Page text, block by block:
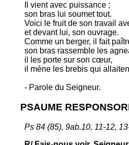
Il vient avec puissance ;
son bras lui soumet tout.
Voici le fruit de son travail
et devant lui, son ouvrage.
Comme un berger, il fait
son bras rassemble les
il les porte sur son cœur,
il mène les brebis qui
- Parole du Seigneur.
PSAUME
Ps 84 (85), 9ab.10, 11-12,